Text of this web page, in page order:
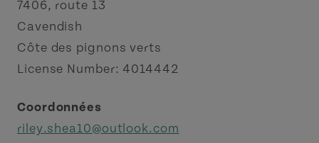
7406, route 13
Cavendish
Côte des pignons verts
License Number: 4014442
Coordonnées
riley.shea10@outlook.com